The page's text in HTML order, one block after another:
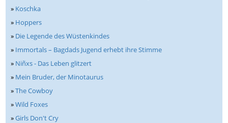
» Koschka
» Hoppers
» Die Legende des Wüstenkindes
» Immortals – Bagdads Jugend erhebt ihre Stimme
» Niñxs - Das Leben glitzert
» Mein Bruder, der Minotaurus
»The Cowboy
»Wild Foxes
»Girls Don't Cry